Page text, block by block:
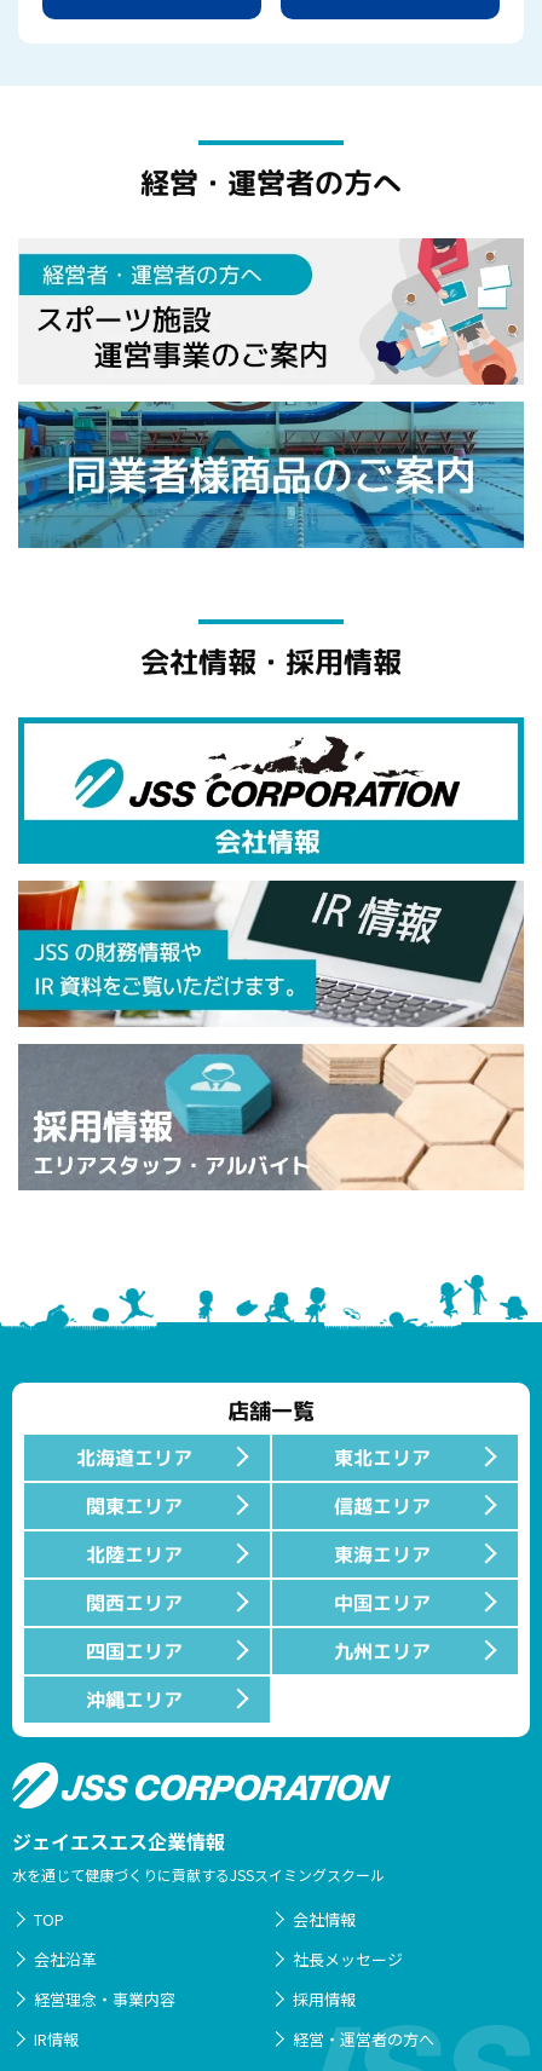
経営・運営者の方へ
会社情報・採用情報
店舗一覧
北海道エリア
東北エリア
関東エリア
信越エリア
北陸エリア
東海エリア
関西エリア
中国エリア
四国エリア
九州エリア
沖縄エリア
ジェイエスエス企業情報
水を通じて健康づくりに貢献するJSSスイミングスクール
TOP
会社情報
会社沿革
社長メッセージ
経営理念・事業内容
採用情報
IR情報
経営・運営者の方へ